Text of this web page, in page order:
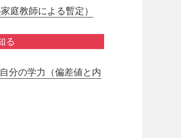
庭教師による暫定）
る
分の学力（偏差値と内